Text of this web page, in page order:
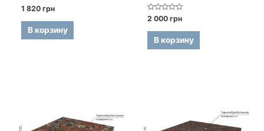
Оценка
0
из
1 820грн
В корзину
Оценка
0
из
2 000грн
В корзину